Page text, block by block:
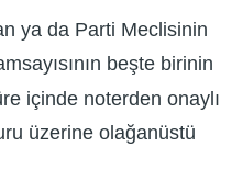
ya da Parti Meclisinin
beşte birinin
içinde noterden onaylı
üzerine olağanüstü